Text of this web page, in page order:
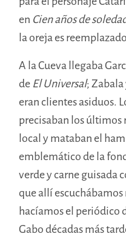
en Cien años de
la oreja es
A la Cueva llegaba
de El Universal;
eran clientes asiduos.
precisaban los últimos
local y mataban el
emblemático de la
verde y carne guisada
que allí
hacíamos el periódico
Gabo décadas más